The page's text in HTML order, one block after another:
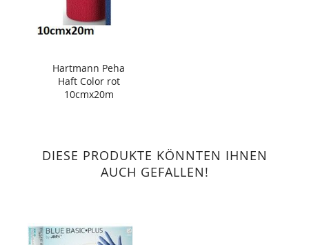
Hartmann Peha
Haft Color rot
10cmx20m
DIESE PRODUKTE KÖNNTEN IHNEN
AUCH GEFALLEN!